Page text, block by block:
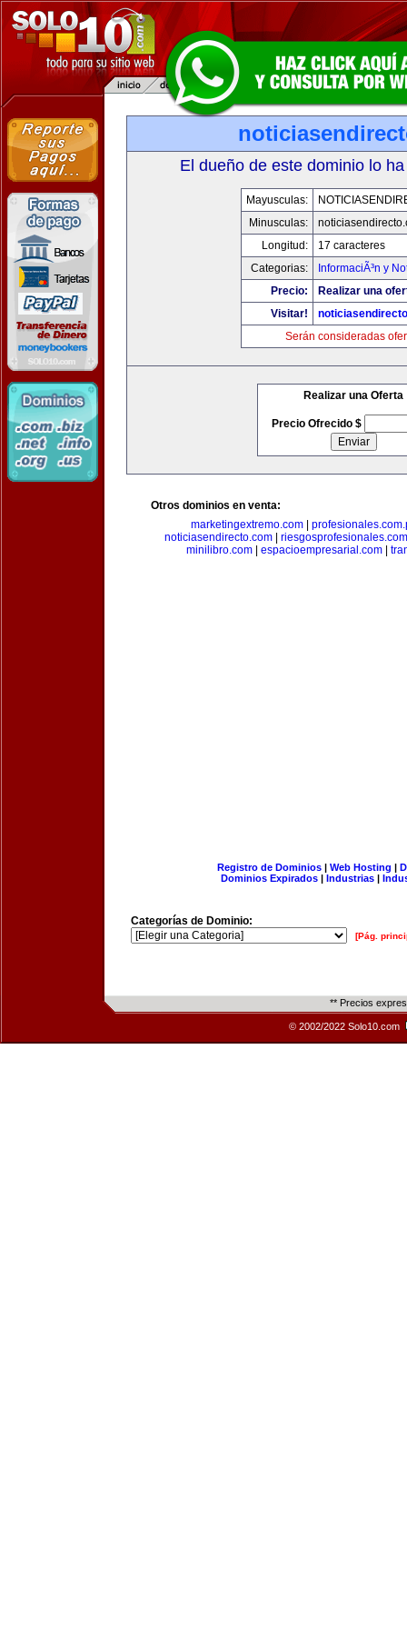
El dueño de este dominio lo
Mayusculas:
Minusculas:
Longitud:
17 caracteres
Categorias:
InformaciÃ³n y
Precio:
Realizar una
Visitar!
Serán consideradas
Realizar una Oferta
Precio Ofrecido $
Otros dominios en venta:
marketingextremo.com|
noticiasendirecto.com
riesgosprofesionales.com
minilibro.com| espacioempresarial.com|
Registro de Dominios| Web Hosting |
Dominios Expirados | Industrias |
Categorías de Dominio:
[Pág.
** Precios
© 2002/2022 Solo10.com